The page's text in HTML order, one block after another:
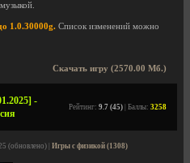
1.0.30000g. Список изменений можно
Скачать игру (2570.00 Мб.)
-
Рейтинг: 9.7 (45) | Баллы: 3258
(обновлено) | Игры с физикой (1308)